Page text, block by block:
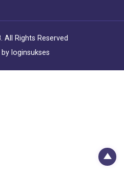
All Rights Reserved
by loginsukses